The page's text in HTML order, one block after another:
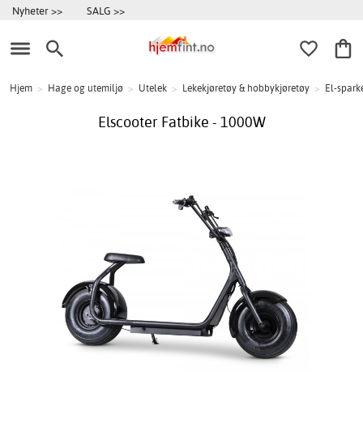
Nyheter >> SALG >>
Hjem > Hage og utemiljø > Utelek > Lekekjøretøy & hobbykjøretøy > El-
Elscooter Fatbike - 1000W